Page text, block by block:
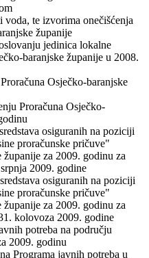
te izvorima onečišćenja
županije
jedinica lokalne
baranjske županije u 2008.
Osječko-baranjske
Proračuna Osječko-
osiguranih na poziciji
proračunske pričuve"
za 2009. godinu za
2009. godine
osiguranih na poziciji
proračunske pričuve"
za 2009. godinu za
kolovoza 2009. godine
potreba na području
2009. godinu
Programa javnih potreba u